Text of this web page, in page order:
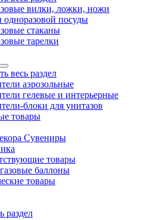
вилки, ложки, ножи
посуды
стаканы
тарелки
весь раздел
аэрозольные
гелевые и интерьерные
блоки для унитазов
товары
Сувениры
товары
баллоны
товары
раздел